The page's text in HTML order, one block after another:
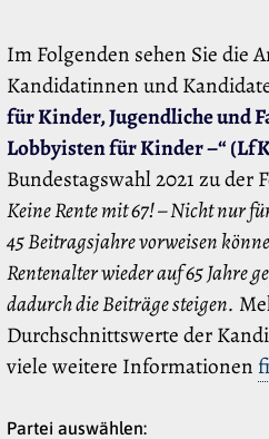
Im Folgenden sehen Sie die
Kandidatinnen und
für Kinder, Jugendliche und
Lobbyisten für Kinder –“
Bundestagswahl 2021 zu der
Keine Rente mit 67! – Nicht nur
45 Beitragsjahre vorweisen
Rentenalter wieder auf 65 Jahre
dadurch die Beiträge steigen.
Durchschnittswerte der
viele weitere Informationen
Partei auswählen: